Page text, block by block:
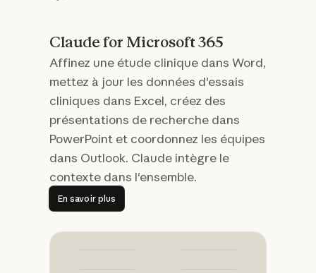
Claude for Microsoft 365
Affinez une étude clinique dans Word,
mettez à jour les données d'essais
cliniques dans Excel, créez des
présentations de recherche dans
PowerPoint et coordonnez les équipes
dans Outlook. Claude intègre le
contexte dans l'ensemble.
En savoir plus
En savoir plus